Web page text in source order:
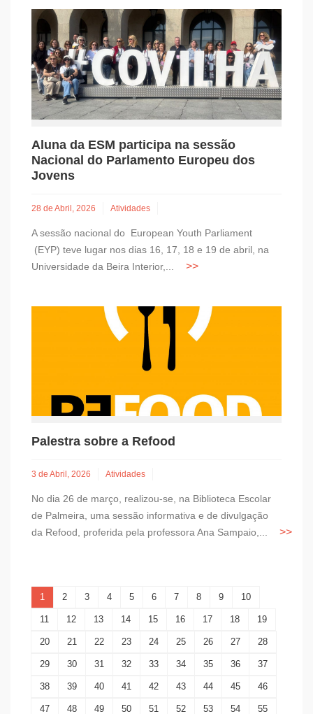
Aluna da ESM participa na sessão
Nacional do Parlamento Europeu dos
Jovens
28 de Abril, 2026 Atividades
A sessão nacional do European Youth Parliament
(EYP) teve lugar nos dias 16, 17, 18 e 19 de abril, na
Universidade da Beira Interior,...
Palestra sobre a Refood
3 de Abril, 2026 Atividades
No dia 26 de março, realizou-se, na Biblioteca Escolar
de Palmeira, uma sessão informativa e de divulgação
da Refood, proferida pela professora Ana Sampaio,...
1 2 3 4 5 6 7 8 9 10
11 12 13 14 15 16 17 18 19
20 21 22 23 24 25 26 27 28
29 30 31 32 33 34 35 36 37
38 39 40 41 42 43 44 45 46
47 48 49 50 51 52 53 54 55